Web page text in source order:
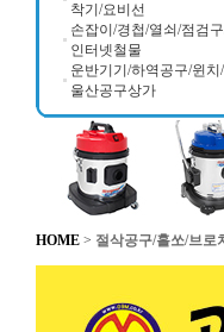
착기/요비선
손잡이/경첩/열쇠/점검
인터넷철물
운반기기/하역공구/윈치/
울산공구상가
HOME > 절삭공구/홀쏘/브로